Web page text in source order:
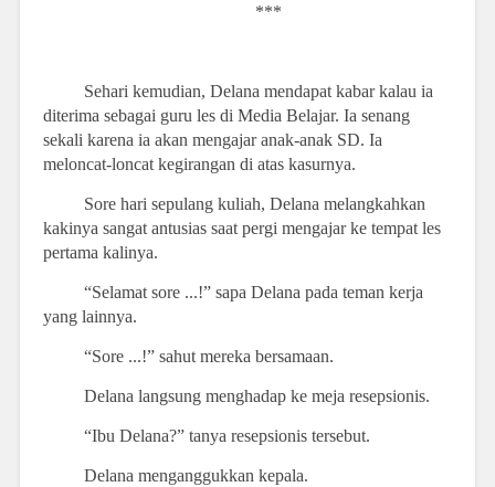
***
Sehari kemudian, Delana mendapat kabar kalau ia
diterima sebagai guru les di Media Belajar. Ia senang
sekali karena ia akan mengajar anak-anak SD. Ia
meloncat-loncat kegirangan di atas kasurnya.
Sore hari sepulang kuliah, Delana melangkahkan
kakinya sangat antusias saat pergi mengajar ke tempat les
pertama kalinya.
“Selamat sore ...!” sapa Delana pada teman kerja
yang lainnya.
“Sore ...!” sahut mereka bersamaan.
Delana langsung menghadap ke meja resepsionis.
“Ibu Delana?” tanya resepsionis tersebut.
Delana menganggukkan kepala.